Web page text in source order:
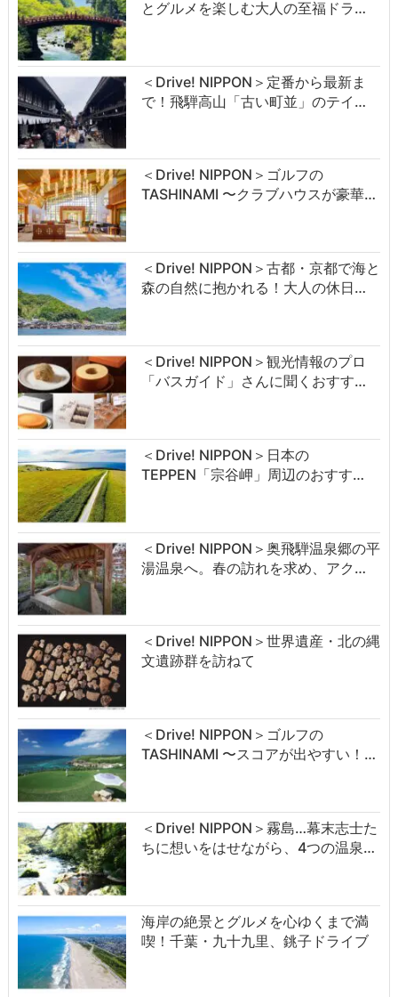
とグルメを楽しむ大人の至福ドラ…
＜Drive! NIPPON＞定番から最新ま
で！飛騨高山「古い町並」のテイ…
＜Drive! NIPPON＞ゴルフの
TASHINAMI 〜クラブハウスが豪華…
＜Drive! NIPPON＞古都・京都で海と
森の自然に抱かれる！大人の休日…
＜Drive! NIPPON＞観光情報のプロ
「バスガイド」さんに聞くおすす…
＜Drive! NIPPON＞日本の
TEPPEN「宗谷岬」周辺のおすす…
＜Drive! NIPPON＞奥飛騨温泉郷の平
湯温泉へ。春の訪れを求め、アク…
＜Drive! NIPPON＞世界遺産・北の縄
文遺跡群を訪ねて
＜Drive! NIPPON＞ゴルフの
TASHINAMI 〜スコアが出やすい！…
＜Drive! NIPPON＞霧島…幕末志士た
ちに想いをはせながら、4つの温泉…
海岸の絶景とグルメを心ゆくまで満
喫！千葉・九十九里、銚子ドライブ